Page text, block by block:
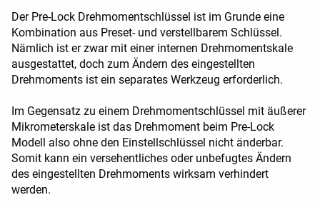
Der Pre-Lock Drehmomentschlüssel ist im Grunde eine
Kombination aus Preset- und verstellbarem Schlüssel.
Nämlich ist er zwar mit einer internen Drehmomentskale
ausgestattet, doch zum Ändern des eingestellten
Drehmoments ist ein separates Werkzeug erforderlich.
Im Gegensatz zu einem Drehmomentschlüssel mit äußerer
Mikrometerskale ist das Drehmoment beim Pre-Lock
Modell also ohne den Einstellschlüssel nicht änderbar.
Somit kann ein versehentliches oder unbefugtes Ändern
des eingestellten Drehmoments wirksam verhindert
werden.